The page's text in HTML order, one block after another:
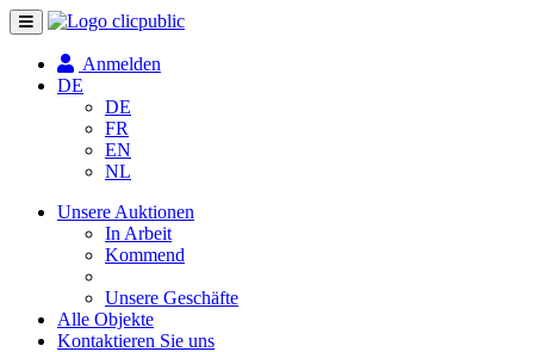
Navigation
umschalten
Anmelden
DE
DE
FR
EN
NL
Unsere Auktionen
In Arbeit
Kommend
Unsere Geschäfte
Alle Objekte
Kontaktieren Sie uns